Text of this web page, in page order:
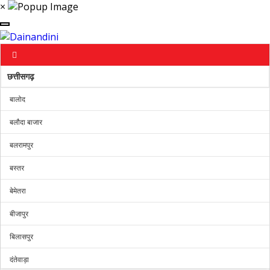
×
छत्तीसगढ़
बालोद
बलौदा बाजार
बलरामपुर
बस्तर
बेमेतरा
बीजापुर
बिलासपुर
दंतेवाड़ा